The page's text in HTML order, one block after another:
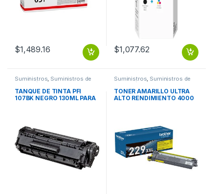
$1,489.16 $1,077.62
Suministros, Suministros de
Impresión
TANQUE DE TINTA PFI
107BK NEGRO 130ML PARA
Suministros, Suministros de
Impresión
TONER AMARILLO ULTRA
ALTO RENDIMIENTO 4000